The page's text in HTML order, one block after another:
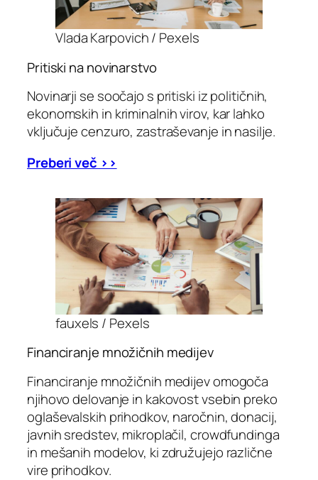
Vlada Karpovich / Pexels
Pritiski na novinarstvo
Novinarji se soočajo s pritiski iz političnih,
ekonomskih in kriminalnih virov, kar lahko
vključuje cenzuro, zastraševanje in nasilje.
Preberi več >>
fauxels / Pexels
Financiranje množičnih medijev
Financiranje množičnih medijev omogoča
njihovo delovanje in kakovost vsebin preko
oglaševalskih prihodkov, naročnin, donacij,
javnih sredstev, mikroplačil, crowdfundinga
in mešanih modelov, ki združujejo različne
vire prihodkov.